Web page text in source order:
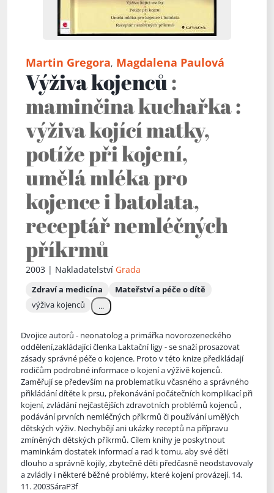
Martin Gregora, Magdalena Paulová
Výživa kojenců:
maminčina kuchařka :
výživa kojící matky,
potíže při kojení,
umělá mléka pro
kojence i batolata,
receptář nemléčných
příkrmů
2003 | Nakladatelství Grada
Zdraví a medicína
Mateřství a péče o dítě
výživa kojenců
...
Dvojice autorů - neonatolog a primářka novorozeneckého
oddělení,zakládající členka Laktační ligy - se snaží prosazovat
zásady správné péče o kojence. Proto v této knize předkládají
rodičům podrobné informace o kojení a výživě kojenců.
Zaměřují se především na problematiku včasného a správného
přikládání dítěte k prsu, překonávání počátečních komplikací při
kojení, zvládání nejčastějších zdravotních problémů kojenců ,
podávání prvních nemléčných příkrmů či používání umělých
dětských výživ. Nechybějí ani ukázky receptů na přípravu
zmíněných dětských příkrmů. Cílem knihy je poskytnout
maminkám dostatek informací a rad k tomu, aby své děti
dlouho a správně kojily, zbytečně děti předčasně neodstavovaly
a zvládly i některé běžné problémy, které kojení provázejí. 14.
11. 2003SáraP3f